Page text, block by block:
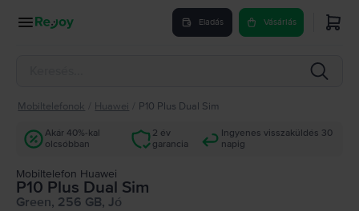
Eladás Vásárlás
Mobiltelefonok Huawei P10 Plus Dual Sim
Akár 40%-kal
olcsóbban
2 év
garancia
Ingyenes visszaküldés 30
napig
Mobiltelefon Huawei
P10 Plus Dual Sim
Green, 256 GB, Jó